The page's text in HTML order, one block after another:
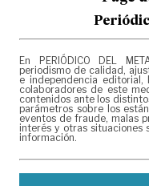
En PERIÓDICO DEL
periodismo de calidad,
e independencia
colaboradores de este
contenidos ante los
parámetros sobre los
eventos de fraude, malas
interés y otras situaciones
información.